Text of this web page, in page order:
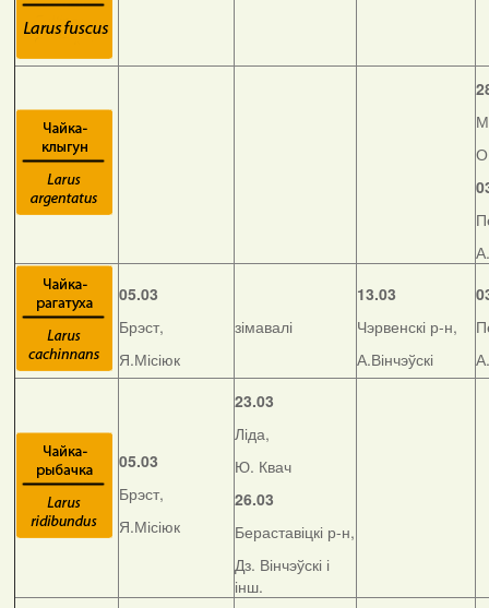
05.03
Брэст,
Я.Місіюк
зімавалі
13.03
Чэрвенскі р-н,
А.Вінчэўскі
05.03
Брэст,
Я.Місіюк
23.03
Ліда,
Ю. Квач
26.03
Бераставіцкі р-н,
Дз. Вінчэўскі і
інш.